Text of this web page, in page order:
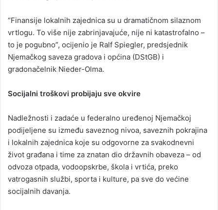
“Finansije lokalnih zajednica su u dramatičnom silaznom
vrtlogu. To više nije zabrinjavajuće, nije ni katastrofalno –
to je pogubno”, ocijenio je Ralf Spiegler, predsjednik
Njemačkog saveza gradova i općina (DStGB) i
gradonačelnik Nieder-Olma.
Socijalni troškovi probijaju sve okvire
Nadležnosti i zadaće u federalno uređenoj Njemačkoj
podijeljene su između saveznog nivoa, saveznih pokrajina
i lokalnih zajednica koje su odgovorne za svakodnevni
život građana i time za znatan dio državnih obaveza – od
odvoza otpada, vodoopskrbe, škola i vrtića, preko
vatrogasnih službi, sporta i kulture, pa sve do većine
socijalnih davanja.